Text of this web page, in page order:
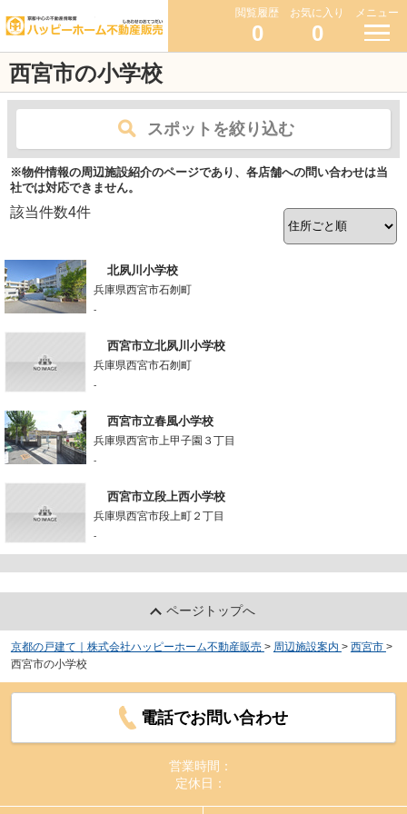
閲覧履歴
0
お気に入り
0
メニュー
西宮市の小学校
スポットを絞り込む
※物件情報の周辺施設紹介のページであり、各店舗への問い合わせは当
社では対応できません。
該当件数4件
北夙川小学校
兵庫県西宮市石刎町
-
西宮市立北夙川小学校
兵庫県西宮市石刎町
-
西宮市立春風小学校
兵庫県西宮市上甲子園３丁目
-
西宮市立段上西小学校
兵庫県西宮市段上町２丁目
-
ページトップへ
京都の戸建て｜株式会社ハッピーホーム不動産販売 > 周辺施設案内 > 西宮市 >
西宮市の小学校
電話でお問い合わせ
営業時間：
定休日：